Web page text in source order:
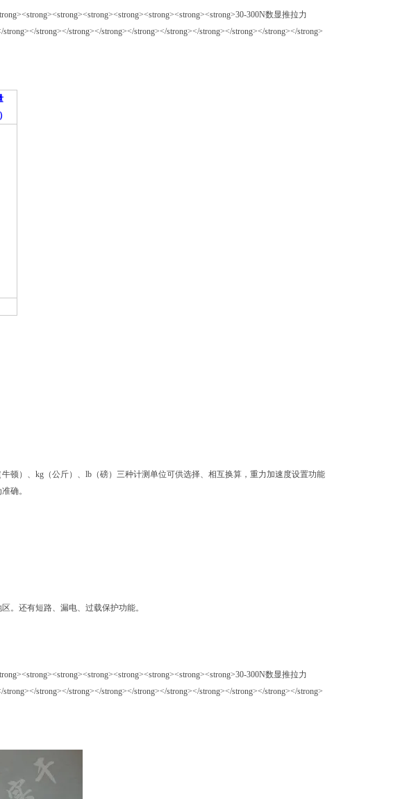
）
）、kg（公斤）、lb（磅）三种计测单位可供选择、相互换算，重力加速度设置功能
确。
。还有短路、漏电、过载保护功能。